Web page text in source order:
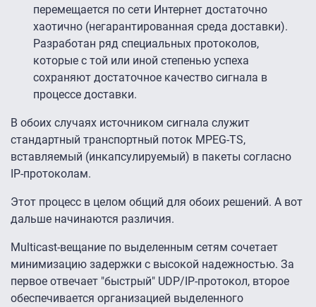
перемещается по сети Интернет достаточно
хаотично (негарантированная среда доставки).
Разработан ряд специальных протоколов,
которые с той или иной степенью успеха
сохраняют достаточное качество сигнала в
процессе доставки.
В обоих случаях источником сигнала служит
стандартный транспортный поток MPEG-TS,
вставляемый (инкапсулируемый) в пакеты согласно
IP-протоколам.
Этот процесс в целом общий для обоих решений. А вот
дальше начинаются различия.
Multicast-вещание по выделенным сетям сочетает
минимизацию задержки с высокой надежностью. За
первое отвечает "быстрый" UDP/IP-протокол, второе
обеспечивается организацией выделенного